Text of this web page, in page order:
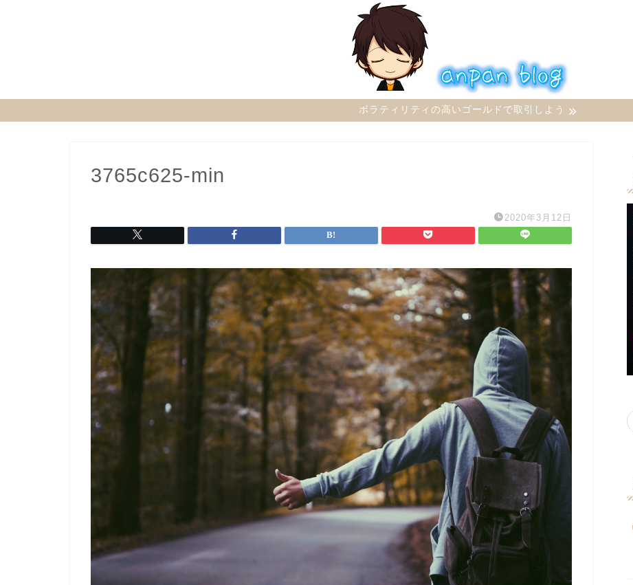
ボラティリティの高いゴールドで取引しよう
3765c625-min
2020年3月12日